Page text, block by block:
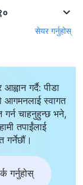
सेयर गर्नुहोस्
गर्दै: पीडा
आगमनलाई स्वागत
गर्न चाहनुहुन्छ भने,
तपाईंलाई
गर्नेछौं।
गर्नुहोस्